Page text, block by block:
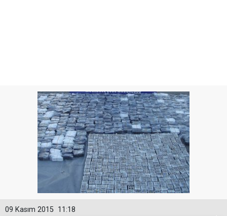
11:18
09 Kasım 2015